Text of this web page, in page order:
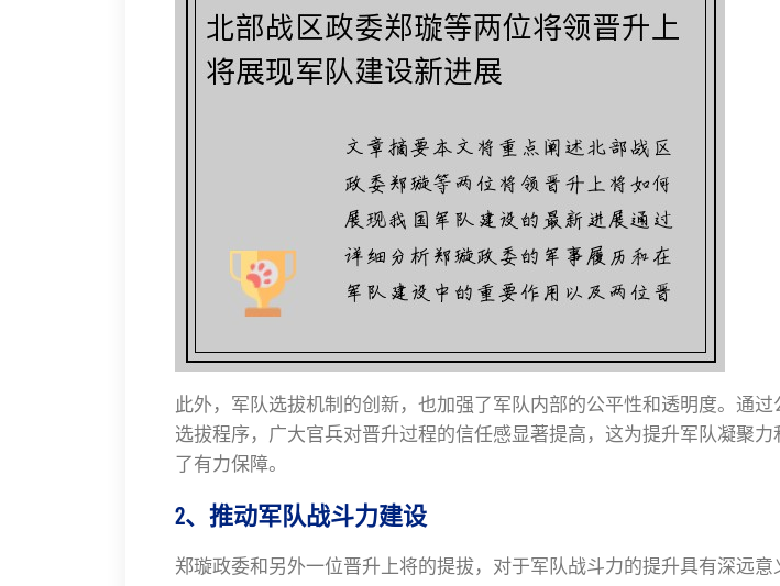
此外，军队选拔机制的创新，也加强了军队内部的公平性和透明度。通过
选拔程序，广大官兵对晋升过程的信任感显著提高，这为提升军队凝聚力
了有力保障。
2、推动军队战斗力建设
郑璇政委和另外一位晋升上将的提拔，对于军队战斗力的提升具有深远意